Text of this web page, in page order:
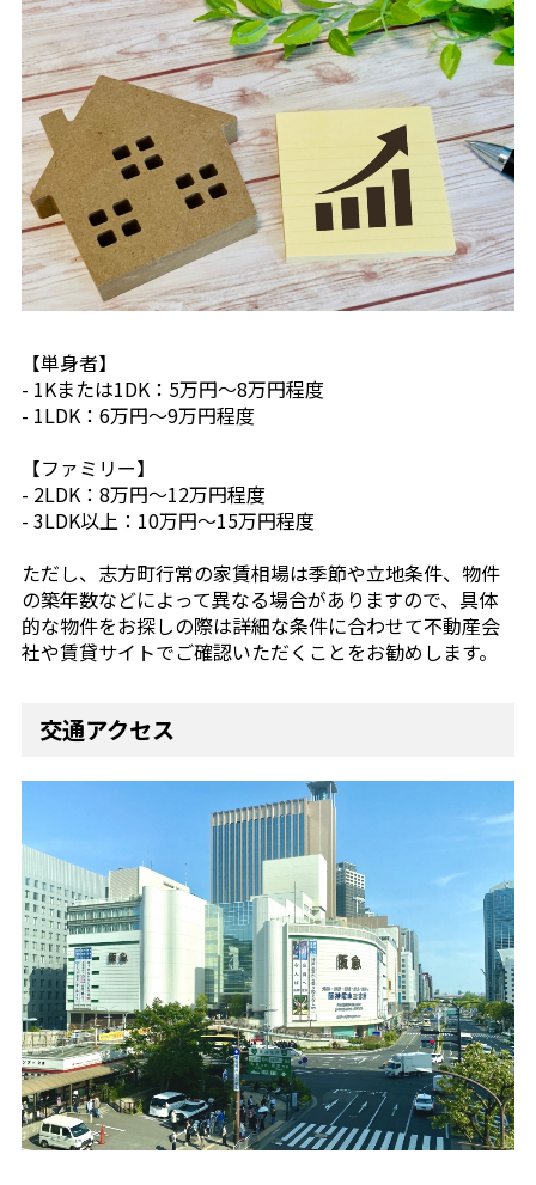
【単身者】
- 1Kまたは1DK：5万円〜8万円程度
- 1LDK：6万円〜9万円程度
【ファミリー】
- 2LDK：8万円〜12万円程度
- 3LDK以上：10万円〜15万円程度
ただし、志方町行常の家賃相場は季節や立地条件、物件
の築年数などによって異なる場合がありますので、具体
的な物件をお探しの際は詳細な条件に合わせて不動産会
社や賃貸サイトでご確認いただくことをお勧めします。
交通アクセス